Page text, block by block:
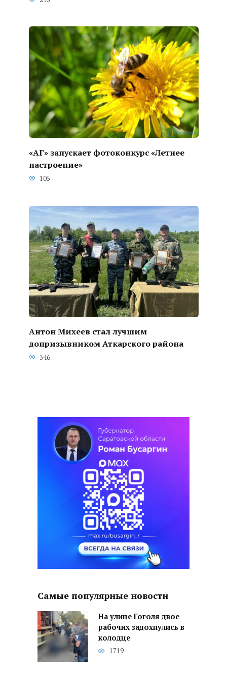
«АГ» запускает фотоконкурс «Летнее
настроение»
105
Антон Михеев стал лучшим
допризывником Аткарского района
346
Самые популярные новости
На улице Гоголя двое
рабочих задохнулись в
колодце
1719